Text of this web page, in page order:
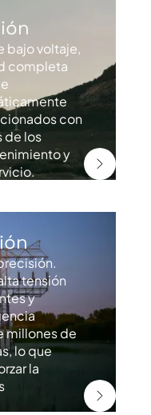
bajo voltaje,
completa
con
de los
y
tensión
y
millones de
lo que
la